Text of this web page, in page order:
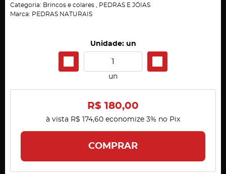
Categoria: Brincos e colares
PEDRAS E JÓIAS
Marca: PEDRAS NATURAIS
Unidade: un
un
R$ 180,00
à vista R$ 174,60 economize 3% no Pix
COMPRAR